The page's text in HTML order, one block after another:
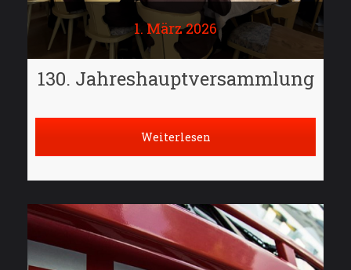
1. März 2026
130. Jahreshauptversammlung
Weiterlesen